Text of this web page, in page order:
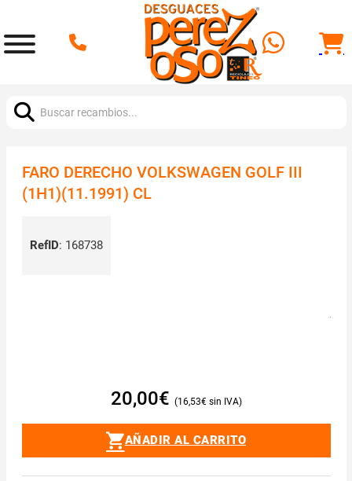
FARO DERECHO VOLKSWAGEN GOLF III
(1H1)(11.1991) CL
RefID: 168738
20,00€ 16,53€
AÑADIR AL CARRITO